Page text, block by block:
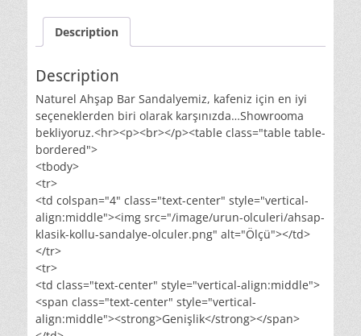
Description
Description
Naturel Ahşap Bar Sandalyemiz, kafeniz için en iyi
seçeneklerden biri olarak karşınızda…Showrooma
bekliyoruz.<hr><p><br></p><table class="table table-
bordered">
<tbody>
<tr>
<td colspan="4" class="text-center" style="vertical-
align:middle"><img src="/image/urun-olculeri/ahsap-
klasik-kollu-sandalye-olculer.png" alt="Ölçü"></td>
</tr>
<tr>
<td class="text-center" style="vertical-align:middle">
<span class="text-center" style="vertical-
align:middle"><strong>Genişlik</strong></span>